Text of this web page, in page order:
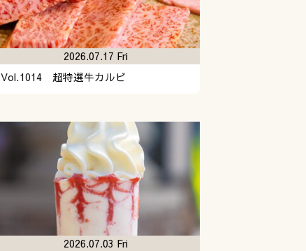
Vol.1014 超特選牛カルビ
2026.07.17 Fri
2026.07.03 Fri